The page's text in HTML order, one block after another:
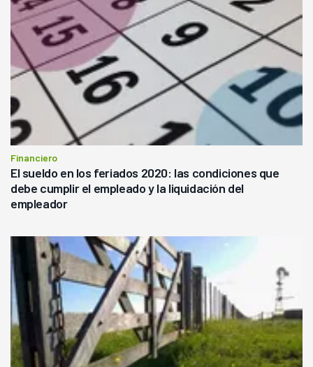
Financiero
El sueldo en los feriados 2020: las condiciones que
debe cumplir el empleado y la liquidación del
empleador